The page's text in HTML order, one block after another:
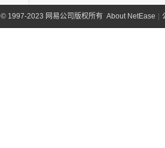
©1997-2023 网易公司版权所有 About NetEase